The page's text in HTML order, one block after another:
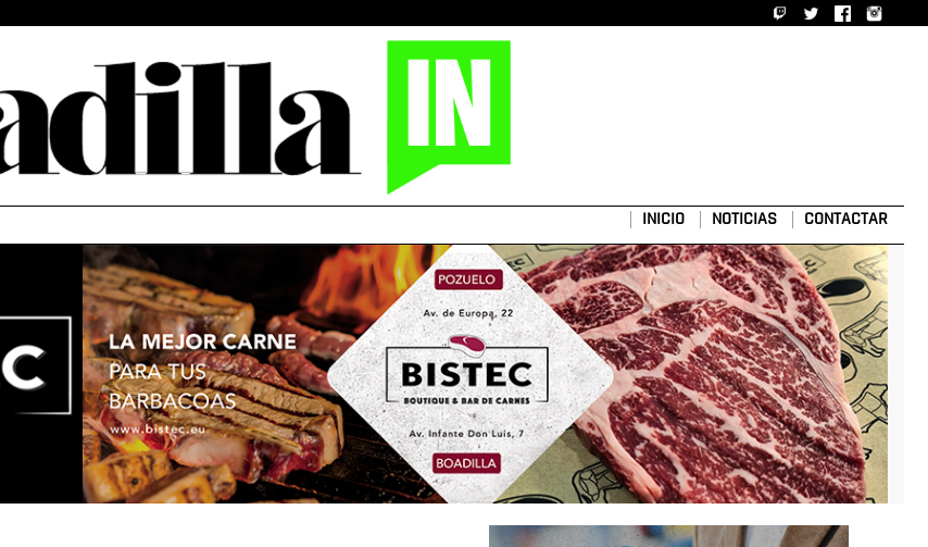
INICIO NOTICIAS CONTACTAR